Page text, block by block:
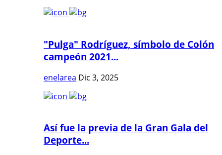
"Pulga" Rodríguez, símbolo de Colón
campeón 2021...
enelarea Dic 3, 2025
Así fue la previa de la Gran Gala del
Deporte...